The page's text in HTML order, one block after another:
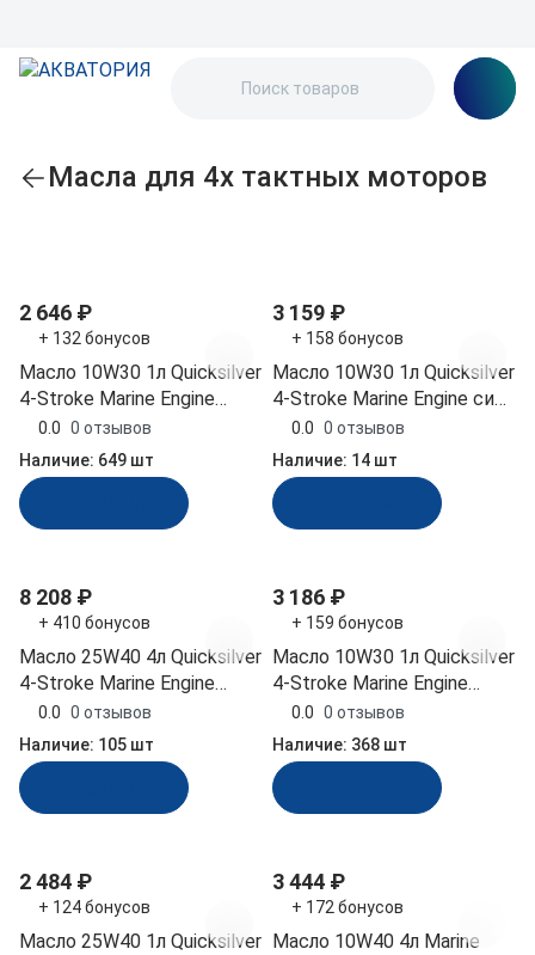
Масла для 4х тактных моторов
2 646 ₽
+ 132 бонусов
Масло 10W30 1л Quicksilver
4-Stroke Marine Engine
минерал (8M0086220)
0.0 0 отзывов
Наличие: 649 шт
3 159 ₽
+ 158 бонусов
Масло 10W30 1л Quicksilver
4-Stroke Marine Engine синт
(8M0180936)
0.0 0 отзывов
Наличие: 14 шт
8 208 ₽
+ 410 бонусов
Масло 25W40 4л Quicksilver
4-Stroke Marine Engine
минерал (8M0086224)
0.0 0 отзывов
Наличие: 105 шт
3 186 ₽
+ 159 бонусов
Масло 10W30 1л Quicksilver
4-Stroke Marine Engine
полусинт (8M0152563)
0.0 0 отзывов
Наличие: 368 шт
2 484 ₽
+ 124 бонусов
Масло 25W40 1л Quicksilver
3 444 ₽
+ 172 бонусов
Масло 10W40 4л Marine